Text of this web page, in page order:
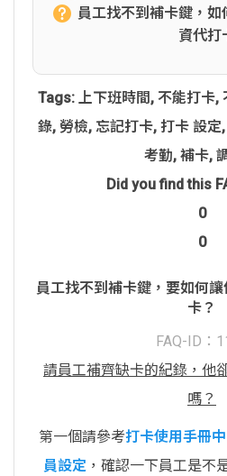
員工找不到補卡鍵，
資代打
Tags: 上下班時間 , 不能打卡,
錄, 勞檢, 忘記打卡, 打卡 設定,
考勤, 補卡,
Did you find this
0
0
員工找不到補卡鍵，要如何
卡？
FAQ-ID：
請員工補齊缺卡的紀錄，他
嗎？
第一個請參考打卡使用手冊
員設定 ，確認一下員工是不